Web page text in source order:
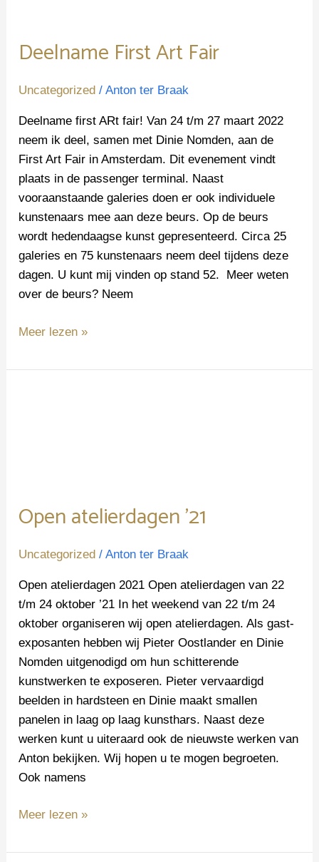
Deelname First Art Fair
Uncategorized /Anton ter Braak
Deelname first ARt fair! Van 24 t/m 27 maart 2022
neem ik deel, samen met Dinie Nomden, aan de
First Art Fair in Amsterdam. Dit evenement vindt
plaats in de passenger terminal. Naast
vooraanstaande galeries doen er ook individuele
kunstenaars mee aan deze beurs. Op de beurs
wordt hedendaagse kunst gepresenteerd. Circa 25
galeries en 75 kunstenaars neem deel tijdens deze
dagen. U kunt mij vinden op stand 52. Meer weten
over de beurs? Neem
Meer lezen »
Open atelierdagen ’21
Uncategorized /Anton ter Braak
Open atelierdagen 2021 Open atelierdagen van 22
t/m 24 oktober ’21 In het weekend van 22 t/m 24
oktober organiseren wij open atelierdagen. Als gast-
exposanten hebben wij Pieter Oostlander en Dinie
Nomden uitgenodigd om hun schitterende
kunstwerken te exposeren. Pieter vervaardigd
beelden in hardsteen en Dinie maakt smallen
panelen in laag op laag kunsthars. Naast deze
werken kunt u uiteraard ook de nieuwste werken van
Anton bekijken. Wij hopen u te mogen begroeten.
Ook namens
Meer lezen »